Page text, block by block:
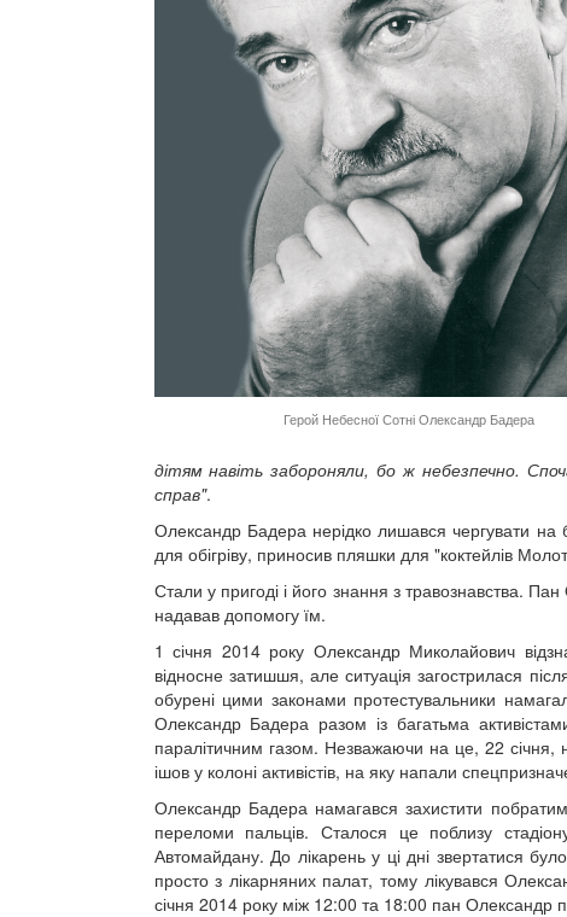
Герой Небесної Сотні Олександр Бадера
дітям навіть забороняли, бо ж небезпечно.
справ".
Олександр Бадера нерідко лишався чергувати на
для обігріву, приносив пляшки для "коктейлів
Стали у пригоді і його знання з травознавства.
надавав допомогу їм.
1 січня 2014 року Олександр Миколайович
відносне затишшя, але ситуація загострилася
обурені цими законами протестувальники
Олександр Бадера разом із багатьма
паралітичним газом. Незважаючи на це, 22 січня,
ішов у колоні активістів, на яку напали
Олександр Бадера намагався захистити
переломи пальців. Сталося це поблизу
Автомайдану. До лікарень у ці дні звертатися
просто з лікарняних палат, тому лікувався
січня 2014 року між 12:00 та 18:00 пан Олександр